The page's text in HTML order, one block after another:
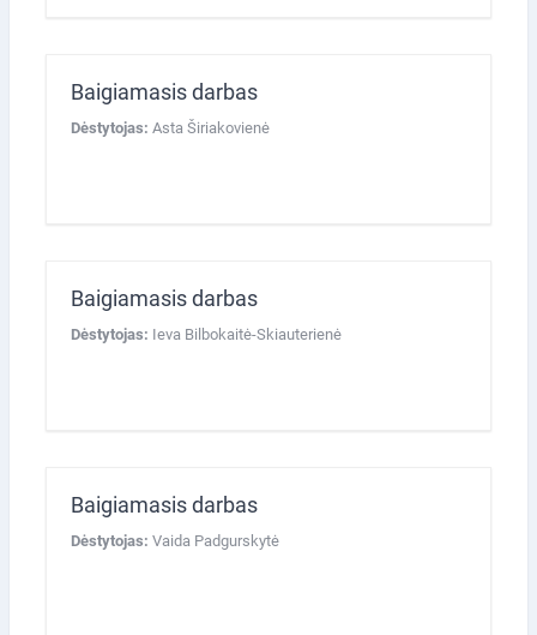
Baigiamasis darbas
Dėstytojas: Asta Širiakovienė
Baigiamasis darbas
Dėstytojas: Ieva Bilbokaitė-Skiauterienė
Baigiamasis darbas
Dėstytojas: Vaida Padgurskytė